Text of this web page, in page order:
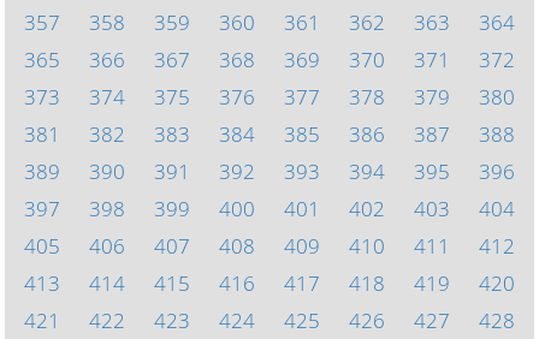
357
358 359 360 361 362 363
364
365
366 367 368 369 370 371
372
373
374 375 376 377 378 379
380
381
382 383 384 385 386 387
388
389
390 391 392 393 394 395
396
397
398 399 400 401 402 403
404
405
406 407 408 409 410 411
412
413
414 415 416 417 418 419
420
421
422 423 424 425 426 427 428